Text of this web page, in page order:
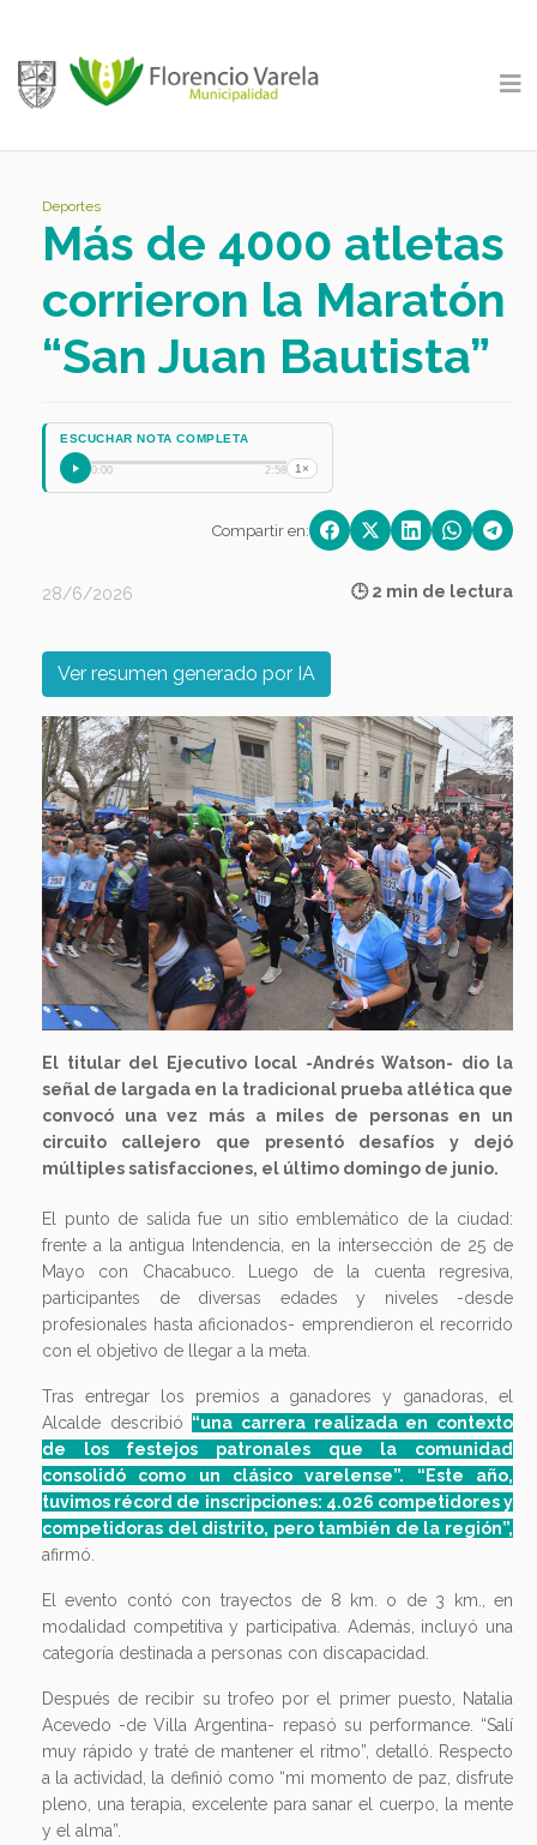
Deportes
Más de 4000 atletas
corrieron la Maratón
“San Juan Bautista”
ESCUCHAR NOTA COMPLETA
0:00 2:58 1×
Compartir en:
28/6/2026 🕒 2 min de lectura
Ver resumen generado por IA
Previous Next
El titular del Ejecutivo local -Andrés Watson- dio la
señal de largada en la tradicional prueba atlética que
convocó una vez más a miles de personas en un
circuito callejero que presentó desafíos y dejó
múltiples satisfacciones, el último domingo de junio.
El punto de salida fue un sitio emblemático de la ciudad:
frente a la antigua Intendencia, en la intersección de 25 de
Mayo con Chacabuco. Luego de la cuenta regresiva,
participantes de diversas edades y niveles -desde
profesionales hasta aficionados- emprendieron el recorrido
con el objetivo de llegar a la meta.
Tras entregar los premios a ganadores y ganadoras, el
Alcalde describió “una carrera realizada en contexto
de los festejos patronales que la comunidad
consolidó como un clásico varelense”. “Este año,
tuvimos récord de inscripciones: 4.026 competidores y
competidoras del distrito, pero también de la región”,
afirmó.
El evento contó con trayectos de 8 km. o de 3 km., en
modalidad competitiva y participativa. Además, incluyó una
categoría destinada a personas con discapacidad.
Después de recibir su trofeo por el primer puesto, Natalia
Acevedo -de Villa Argentina- repasó su performance. “Salí
muy rápido y traté de mantener el ritmo”, detalló. Respecto
a la actividad, la definió como “mi momento de paz, disfrute
pleno, una terapia, excelente para sanar el cuerpo, la mente
y el alma”.